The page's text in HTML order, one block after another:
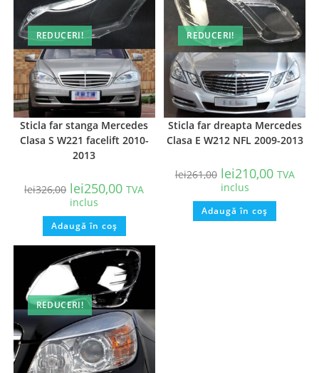
REDUCERI!
Sticla far stanga Mercedes
Clasa S W221 facelift 2010-
2013
lei326,00 lei250,00 TVA
inclus
Adaugă în coș
REDUCERI!
Sticla far dreapta Mercedes
Clasa E W212 NFL 2009-2013
lei261,00 lei210,00 TVA
inclus
Adaugă în coș
REDUCERI!